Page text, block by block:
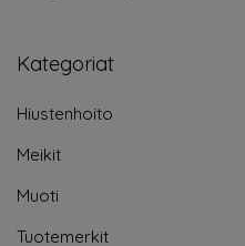
Kategoriat
Hiustenhoito
Meikit
Muoti
Tuotemerkit